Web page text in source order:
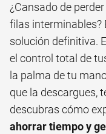
¿Cansado de
filas interminables?
solución definitiva.
el control total de
la palma de tu
que la descargues,
descubras cómo
ahorrar tiempo y